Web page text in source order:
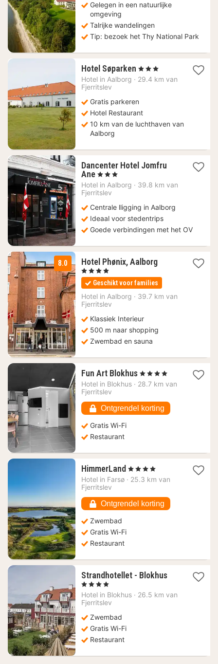
€
Gelegen in een natuurlijke
omgeving
Talrijke wandelingen
Tip: bezoek het Thy National Park
Hotel Søparken 1
nacht
€
, 3 Sterren
Hotel in Aalborg · 29.4 km van
Fjerritslev
Gratis parkeren
Hotel Restaurant
10 km van de luchthaven van
Aalborg
Dancenter Hotel Jomfru
Ane 2
nachten
vanaf
€
, 3 Sterren
Hotel in Aalborg · 39.8 km van
Fjerritslev
Centrale lligging in Aalborg
Ideaal voor stedentrips
Goede verbindingen met het OV
8.0 Hotel Phønix, Aalborg1
vanaf
100,66
€
, 4 Sterren
Geschikt voor families
Hotel in Aalborg · 39.7 km van
Fjerritslev
Klassiek Interieur
500 m naar shopping
Zwembad en sauna
Fun Art Blokhus 1
nacht
€
, 4 Sterren
Hotel in Blokhus · 28.7 km van
Fjerritslev
Ontgrendel korting
Gratis Wi-Fi
Restaurant
HimmerLand 1
nacht
€
, 4 Sterren
Hotel in Farsø · 25.3 km van
Fjerritslev
Ontgrendel korting
Zwembad
Gratis Wi-Fi
Restaurant
Strandhotellet - Blokhus1
vanaf
, 4 Sterren
Hotel in Blokhus · 26.5 km van
Fjerritslev
Zwembad
Gratis Wi-Fi
Restaurant